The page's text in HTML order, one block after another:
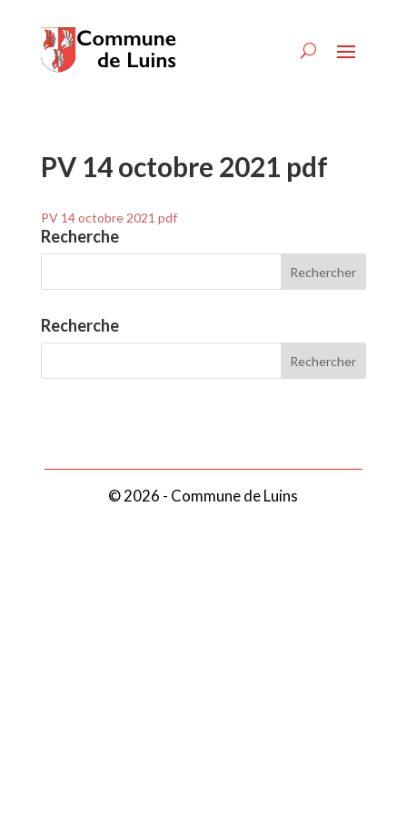
PV 14 octobre 2021 pdf
PV 14 octobre 2021 pdf
Recherche
Recherche
© 2026 - Commune de Luins